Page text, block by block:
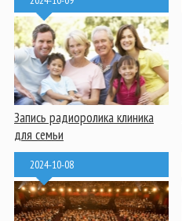
Запись радиоролика клиника
для семьи
2024-10-08